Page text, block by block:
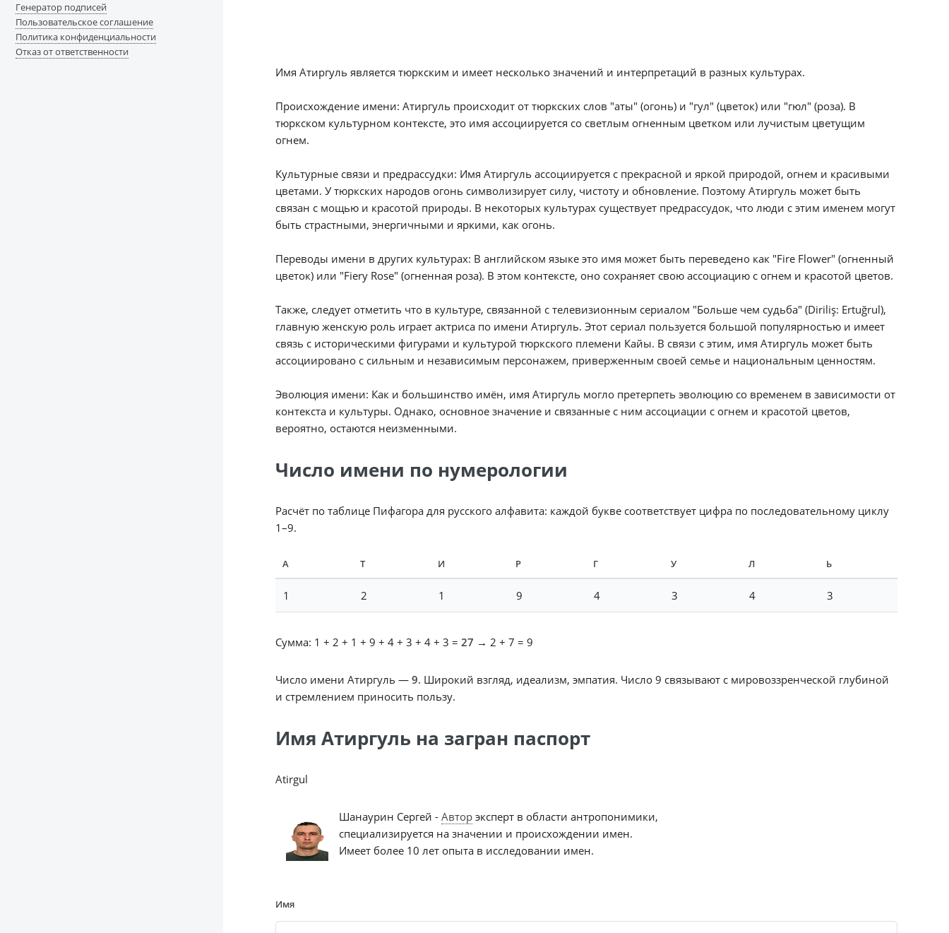
Имя Атиргуль является тюркским и имеет несколько значений и интерпретаций в разных культурах.
Происхождение имени: Атиргуль происходит от тюркских слов "аты" (огонь) и "гул" (цветок) или "гюл" (роза). В
тюркском культурном контексте, это имя ассоциируется со светлым огненным цветком или лучистым цветущим
огнем.
Культурные связи и предрассудки: Имя Атиргуль ассоциируется с прекрасной и яркой природой, огнем и красивыми
цветами. У тюркских народов огонь символизирует силу, чистоту и обновление. Поэтому Атиргуль может быть
связан с мощью и красотой природы. В некоторых культурах существует предрассудок, что люди с этим именем могут
быть страстными, энергичными и яркими, как огонь.
Переводы имени в других культурах: В английском языке это имя может быть переведено как "Fire Flower" (огненный
цветок) или "Fiery Rose" (огненная роза). В этом контексте, оно сохраняет свою ассоциацию с огнем и красотой цветов.
Также, следует отметить что в культуре, связанной с телевизионным сериалом "Больше чем судьба" (Diriliş: Ertuğrul),
главную женскую роль играет актриса по имени Атиргуль. Этот сериал пользуется большой популярностью и имеет
связь с историческими фигурами и культурой тюркского племени Кайы. В связи с этим, имя Атиргуль может быть
ассоциировано с сильным и независимым персонажем, приверженным своей семье и национальным ценностям.
Эволюция имени: Как и большинство имён, имя Атиргуль могло претерпеть эволюцию со временем в зависимости от
контекста и культуры. Однако, основное значение и связанные с ним ассоциации с огнем и красотой цветов,
вероятно, остаются неизменными.
Число имени по нумерологии
Расчёт по таблице Пифагора для русского алфавита: каждой букве соответствует цифра по последовательному циклу
1–9.
А Т И Р Г У Л Ь
1 2 1 9 4 3 4 3
Сумма: 1 + 2 + 1 + 9 + 4 + 3 + 4 + 3 = 27 → 2 + 7 = 9
Число имени Атиргуль — 9. Широкий взгляд, идеализм, эмпатия. Число 9 связывают с мировоззренческой глубиной
и стремлением приносить пользу.
Имя Атиргуль на загран паспорт
Atirgul
Шанаурин Сергей - Авторэксперт в области антропонимики,
специализируется на значении и происхождении имен.
Имеет более 10 лет опыта в исследовании имен.
Имя
Генератор подписей
Пользовательское соглашение
Политика конфиденциальности
Отказ от ответственности